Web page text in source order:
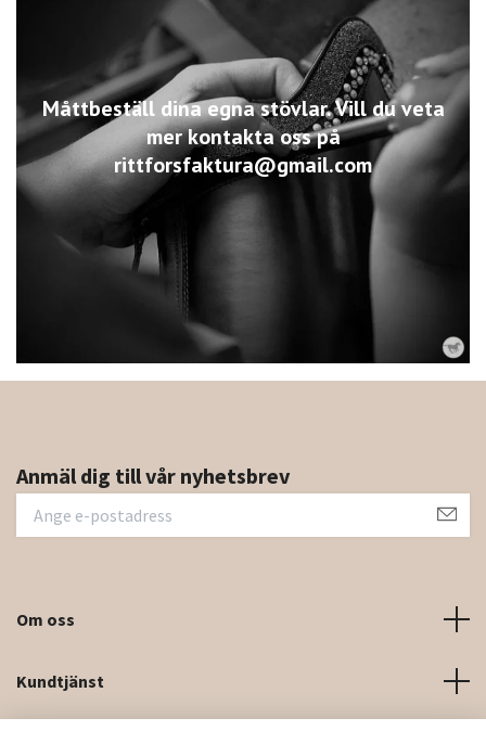
Måttbeställ dina egna stövlar. Vill du veta
mer kontakta oss på
rittforsfaktura@gmail.com
Anmäl dig till vår nyhetsbrev
Om oss
Kundtjänst